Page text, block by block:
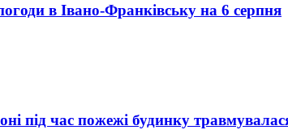
в Івано-Франківську на 6 серпня
під час пожежі будинку